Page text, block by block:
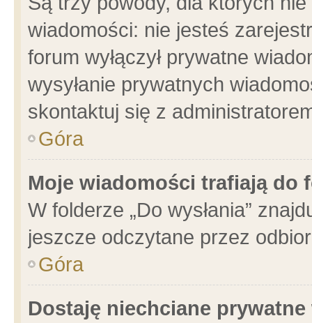
wiadomości: nie jesteś
forum wyłączył prywatne
wysyłanie prywatnych
skontaktuj się z
Góra
Moje wiadomości trafiają do
W folderze „Do wysłania”
jeszcze odczytane przez
Góra
Dostaję niechciane